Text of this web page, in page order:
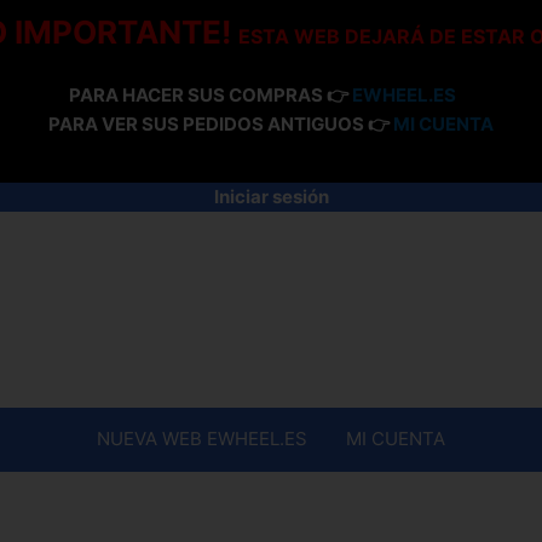
IMPORTANTE! ESTA WEB DEJARÁ DE ESTAR
PARA HACER SUS COMPRAS 👉 EWHEEL.ES
PARA VER SUS PEDIDOS ANTIGUOS 👉 MI CUENTA
Iniciar sesión
NUEVA WEB EWHEEL.ES MI CUENTA